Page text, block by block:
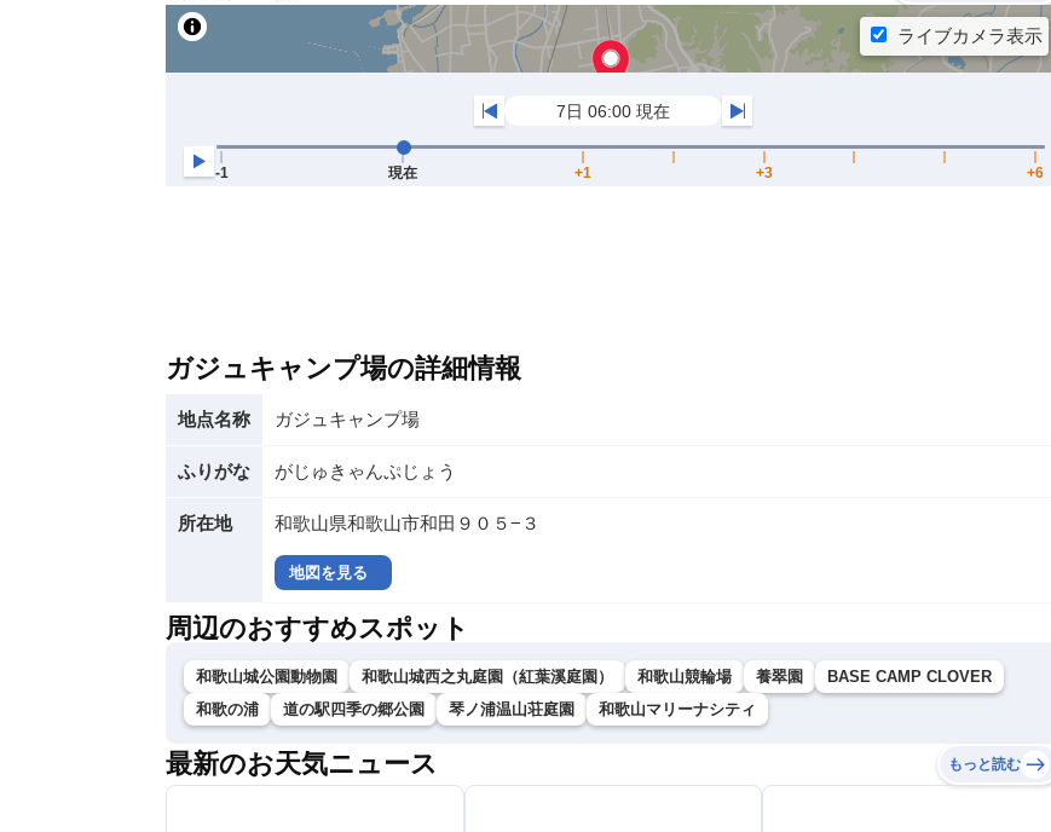
ガジュキャンプ場の詳細情報
地点名称 ガジュキャンプ場
ふりがな がじゅきゃんぷじょう
所在地 和歌山県和歌山市和田９０５−３
地図を見る
周辺のおすすめスポット
和歌山城公園動物園 和歌山城西之丸庭園（紅葉溪庭園） 和歌山競輪場 養翠園
BASE CAMP CLOVER
和歌の浦
道の駅四季の郷公園 琴ノ浦温山荘庭園 和歌山マリーナシティ
最新のお天気ニュース もっと読む